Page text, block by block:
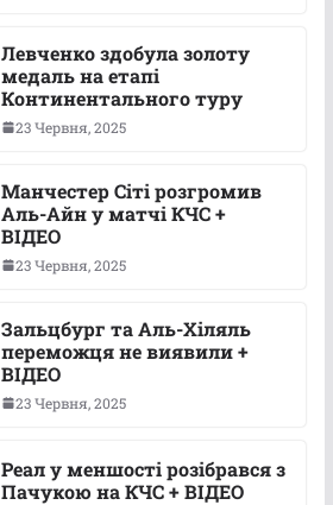
Левченко здобула золоту
медаль на етапі
Континентального туру
23 Червня, 2025
Манчестер Сіті розгромив
Аль-Айн у матчі КЧС +
ВІДЕО
23 Червня, 2025
Зальцбург та Аль-Хіляль
переможця не виявили +
ВІДЕО
23 Червня, 2025
Реал у меншості розібрався з
Пачукою на КЧС + ВІДЕО